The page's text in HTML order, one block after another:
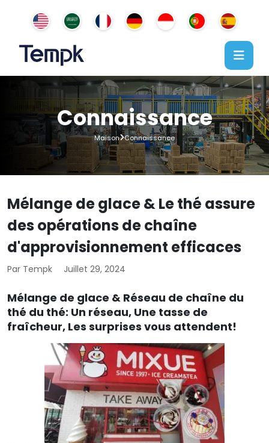
Connaissance
Maison Connaissance
Mélange de glace & Le thé assure
des opérations de chaîne
d'approvisionnement efficaces
Par Tempk Juillet 29, 2024
Mélange de glace & Réseau de chaîne du
thé du thé: Un réseau, Une tasse de
fraîcheur, Les surprises vous attendent!